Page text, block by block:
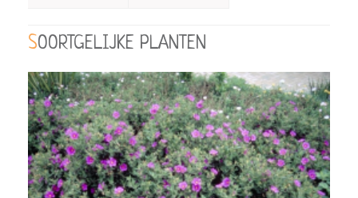
SOORTGELIJKE PLANTEN